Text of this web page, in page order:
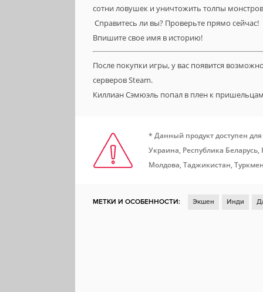
сотни ловушек и уничтожить толпы
Справитесь ли вы? Проверьте прямо сейчас!
Впишите свое имя в историю!
После покупки игры, у вас появится
серверов Steam.
Киллиан Сэмюэль попал в плен к
* Данный продукт доступен
Украина, Республика
Молдова, Таджикистан,
МЕТКИ И ОСОБЕННОСТИ: Экшен Инди